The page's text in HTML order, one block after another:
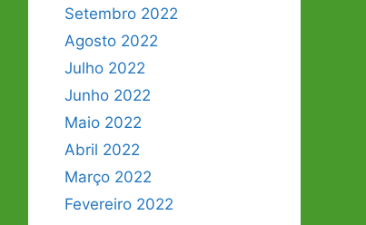
Setembro 2022
Agosto 2022
Julho 2022
Junho 2022
Maio 2022
Abril 2022
Março 2022
Fevereiro 2022